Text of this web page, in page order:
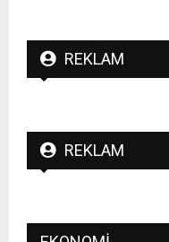
REKLAM
REKLAM